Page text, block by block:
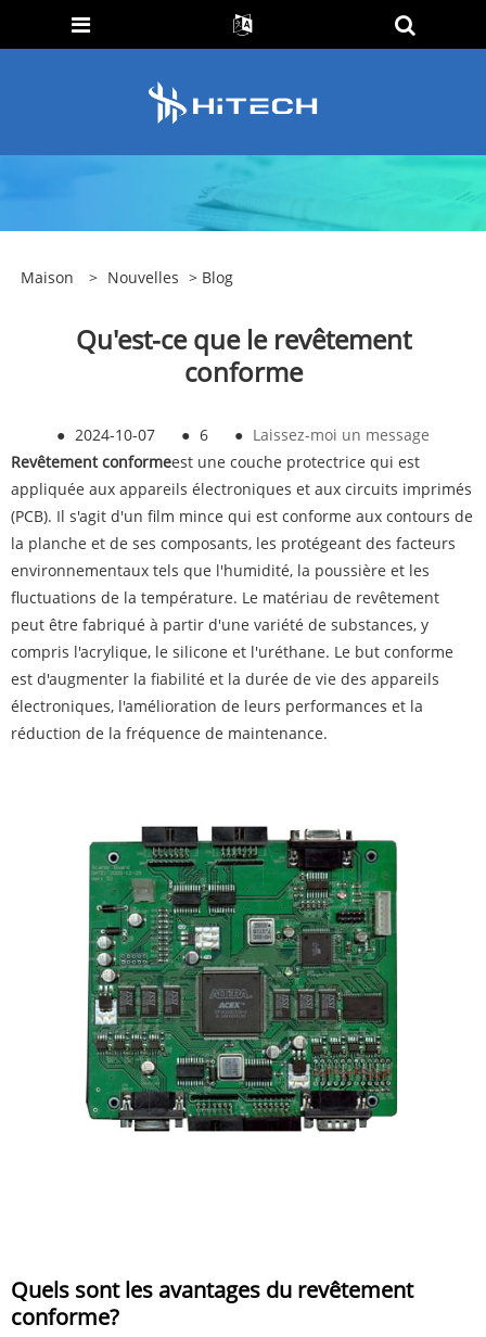
Maison > Nouvelles > Blog
Qu'est-ce que le revêtement
conforme
● 2024-10-07 ● 6 ● Laissez-moi un message
Revêtement conformeest une couche protectrice qui est
appliquée aux appareils électroniques et aux circuits imprimés
(PCB). Il s'agit d'un film mince qui est conforme aux contours de
la planche et de ses composants, les protégeant des facteurs
environnementaux tels que l'humidité, la poussière et les
fluctuations de la température. Le matériau de revêtement
peut être fabriqué à partir d'une variété de substances, y
compris l'acrylique, le silicone et l'uréthane. Le but conforme
est d'augmenter la fiabilité et la durée de vie des appareils
électroniques, l'amélioration de leurs performances et la
réduction de la fréquence de maintenance.
Quels sont les avantages du revêtement
conforme?